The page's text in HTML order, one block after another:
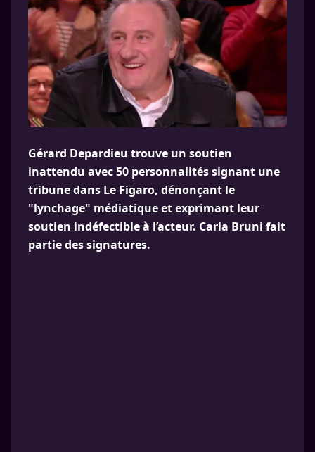
Gérard Depardieu trouve un soutien
inattendu avec 50 personnalités signant une
tribune dans Le Figaro, dénonçant le
"lynchage" médiatique et exprimant leur
soutien indéfectible à l’acteur. Carla Bruni fait
partie des signatures.